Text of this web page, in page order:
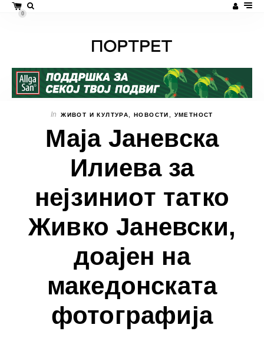
0
In ЖИВОТ И КУЛТУРА НОВОСТИ УМЕТНОСТ
Маја Јаневска
Илиева за
нејзиниот татко
Живко Јаневски,
доајен на
македонската
фотографија